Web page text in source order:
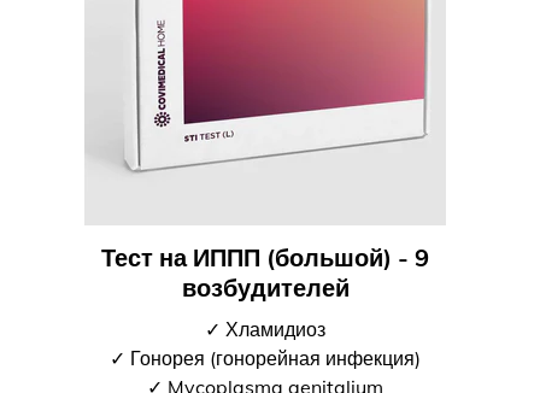
Тест на ИППП (большой) - 9
возбудителей
✓ Хламидиоз
✓ Гонорея (гонорейная инфекция)
✓ Mycoplasma genitalium